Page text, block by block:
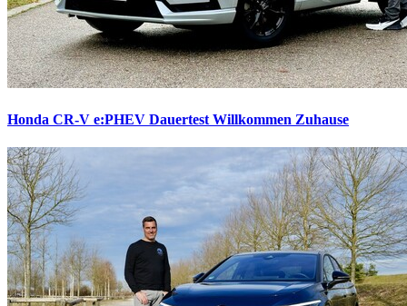
Honda CR-V e:PHEV Dauertest Willkommen Zuhause